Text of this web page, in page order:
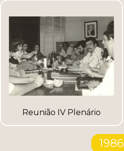
Reunião IV Plenário
1986